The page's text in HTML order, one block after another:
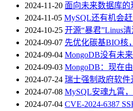
2024-11-20 面向未来数据库的
2024-11-05 MySQL还有机会赶
2024-10-25 开源“暴君”Linus
2024-09-07 先优化碳基BIO核
2024-09-04 MongoDB没有未
2024-09-03 MongoDB：现在由
2024-07-24 瑞士强制政府软件
2024-07-08 MySQL安魂九霄
2024-07-04 CVE-2024-6387